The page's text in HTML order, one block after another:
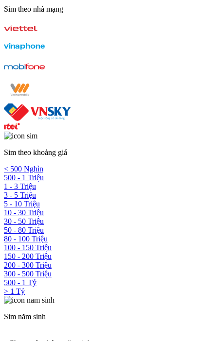
Sim theo nhà mạng
Sim theo khoảng giá
< 500 Nghìn
500 - 1 Triệu
1 - 3 Triệu
3 - 5 Triệu
5 - 10 Triệu
10 - 30 Triệu
30 - 50 Triệu
50 - 80 Triệu
80 - 100 Triệu
100 - 150 Triệu
150 - 200 Triệu
200 - 300 Triệu
300 - 500 Triệu
500 - 1 Tỷ
> 1 Tỷ
Sim năm sinh